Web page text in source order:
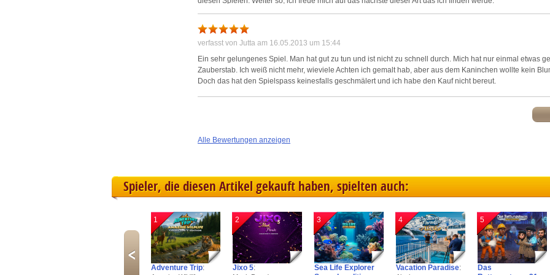
verfasst von Jutta am 16.05.2013 um 15:44
Ein sehr gelungenes Spiel. Man hat gut zu tun und ist nicht zu schnell durch. Mich hat nur einmal etwas
Zauberstab. Ich weiß nicht mehr, wieviele Achten ich gemalt hab, aber aus dem Kaninchen wollte kein
Doch das hat den Spielspass keinesfalls geschmälert und ich habe den Kauf nicht bereut.
Alle Bewertungen anzeigen
Spieler, die diesen Artikel gekauft haben, spielten auch:
1
Adventure Trip:
2
Jixo 5:
3
Sea Life Explorer
4
Vacation Paradise:
5
Das